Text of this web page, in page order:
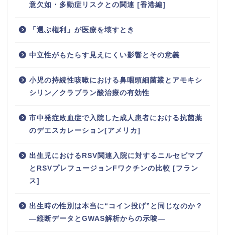
意欠如・多動症リスクとの関連 [香港編]
「選ぶ権利」が医療を壊すとき
中立性がもたらす見えにくい影響とその意義
小児の持続性咳嗽における鼻咽頭細菌叢とアモキシ
シリン／クラブラン酸治療の有効性
市中発症敗血症で入院した成人患者における抗菌薬
のデエスカレーション[アメリカ]
出生児におけるRSV関連入院に対するニルセビマブ
とRSVプレフュージョンFワクチンの比較 [フラン
ス]
出生時の性別は本当に“コイン投げ”と同じなのか？
―縦断データとGWAS解析からの示唆―